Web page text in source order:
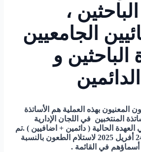
،
الجامعيين
الباحثين و
المعنيون بهذه العملية هم الأساتذة
المنتخبين في اللجان الإدارية
العهدة الحالية ( دائمين + اضافيين ) .تم
تحديد أيام 22 و 23 و 24 أفريل 2025 لاستلام الطعون بالنسبة
أسماؤهم في القائمة .